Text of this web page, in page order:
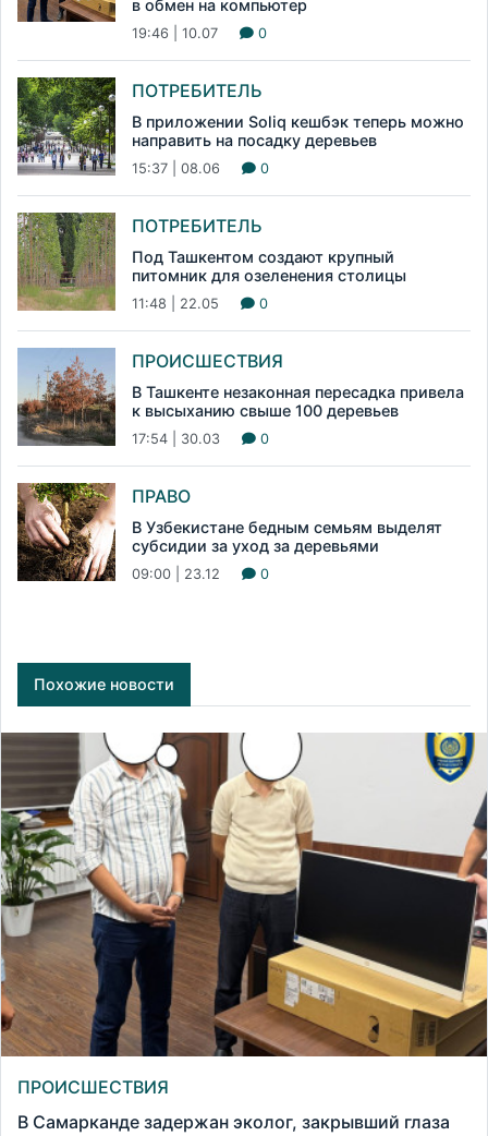
в обмен на компьютер
19:46 | 10.07 0
ПОТРЕБИТЕЛЬ
В приложении Soliq кешбэк теперь можно
направить на посадку деревьев
15:37 | 08.06 0
ПОТРЕБИТЕЛЬ
Под Ташкентом создают крупный
питомник для озеленения столицы
11:48 | 22.05 0
ПРОИСШЕСТВИЯ
В Ташкенте незаконная пересадка привела
к высыханию свыше 100 деревьев
17:54 | 30.03 0
ПРАВО
В Узбекистане бедным семьям выделят
субсидии за уход за деревьями
09:00 | 23.12 0
Похожие новости
ПРОИСШЕСТВИЯ
В Самарканде задержан эколог, закрывший глаза